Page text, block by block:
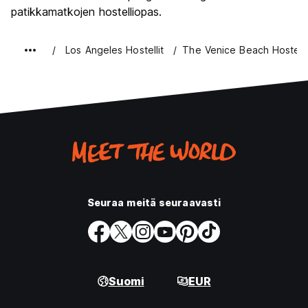
language)
patikkamatkojen hostelliopas.
Los Angeles Hostellit The Venice Beach Hostel
Seuraa meitä seuraavasti
Suomi EUR